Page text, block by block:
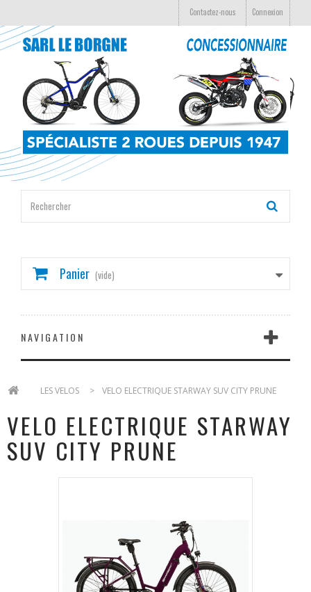
Connexion
Contactez-nous
Panier (vide)
NAVIGATION
LES VELOS > VELO ELECTRIQUE STARWAY SUV CITY PRUNE
VELO ELECTRIQUE STARWAY
SUV CITY PRUNE